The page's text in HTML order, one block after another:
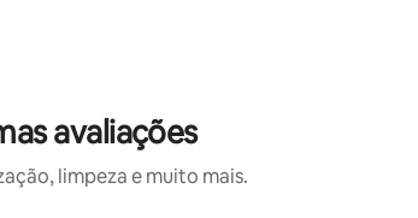
avaliações
limpeza e muito mais.